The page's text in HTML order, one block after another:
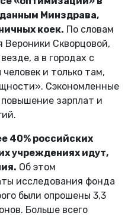
Минздрава,
коек. По словам
Вероники Скворцовой,
а в городах с
и только там,
Сэкономленные
зарплат и
40% российских
учреждениях идут,
Об этом
исследования фонда
были опрошены 3,3
Больше всего